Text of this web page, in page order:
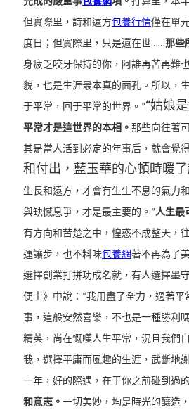
但實際里，詩和遠方包養行情僅在單
度日；但實際里，只是還在世……那些
身疲乏咬牙保持的你，阿誰再苦再難
貌，也是生涯最本真的面孔。 所以，
于平常，回于平常的世界。”“姑娘
平常才是這世界的本相。 那些向往著
其是當人活到必定的年事后，就會覺
和付出，藍玉華的心頓時暖
生長和遠方，才會有生生不息的氣力
與缺憾息爭，才是最主要的。”人生最
有方向和苦楚之中，惶惑不成整天，
運讓步，也不料味包養網著不再為了
選擇創業打拼功成名就，有人選擇墨
便士》中說：“我用盡了全力，過著平
事，這般安然喜樂，不也是一種勝利
精英，尚在慨嘆人生平常，況且我們
我，選擇平庸而風趣的生涯，武斷地
一年，好的際遇，在于你之前碰到過
和意志。 一切美妙，均是時光的釀造